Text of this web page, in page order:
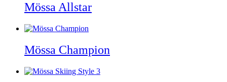
Mössa Allstar
Mössa Champion